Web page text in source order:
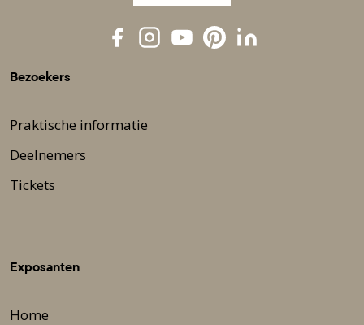
Bezoekers
Praktische informatie
Deelnemers
Tickets
Exposanten
Home